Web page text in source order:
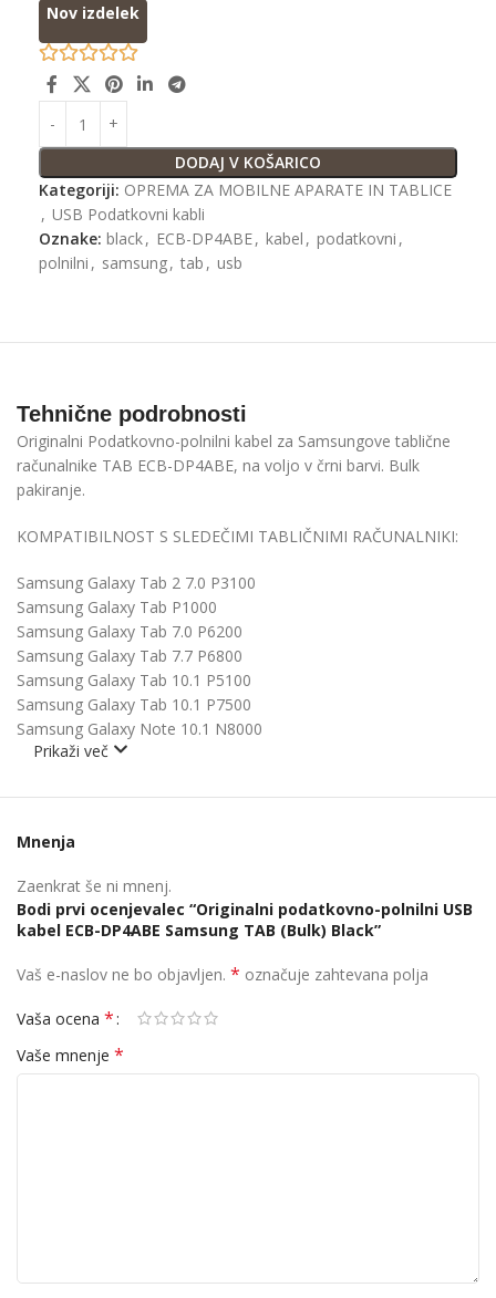
DODAJ V KOŠARICO
Nov izdelek
Kategoriji: OPREMA ZA MOBILNE APARATE IN TABLICE
, USB Podatkovni kabli
Oznake: black, ECB-DP4ABE, kabel , podatkovni ,
polnilni , samsung, tab , usb
Tehnične podrobnosti
Originalni Podatkovno-polnilni kabel za Samsungove tablične
računalnike TAB ECB-DP4ABE, na voljo v črni barvi. Bulk
pakiranje.
KOMPATIBILNOST S SLEDEČIMI TABLIČNIMI RAČUNALNIKI:
Samsung Galaxy Tab 2 7.0 P3100
Samsung Galaxy Tab P1000
Samsung Galaxy Tab 7.0 P6200
Samsung Galaxy Tab 7.7 P6800
Samsung Galaxy Tab 10.1 P5100
Samsung Galaxy Tab 10.1 P7500
Samsung Galaxy Note 10.1 N8000
Prikaži več
Mnenja
Zaenkrat še ni mnenj.
Bodi prvi ocenjevalec “Originalni podatkovno-polnilni USB
kabel ECB-DP4ABE Samsung TAB (Bulk) Black”
Vaš e-naslov ne bo objavljen. * označuje zahtevana polja
Vaša ocena *
Vaše mnenje *